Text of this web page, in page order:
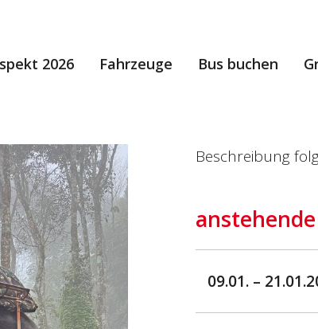
2026 Fahrzeuge Bus buchen
Beschreibung
09.01. –